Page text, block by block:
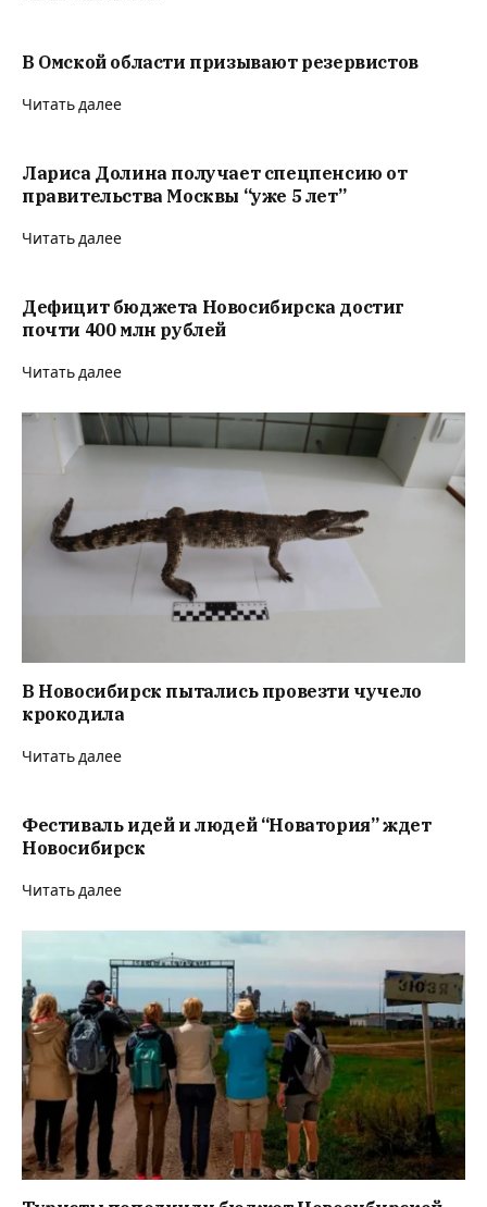
В Омской области призывают резервистов
Читать далее
Лариса Долина получает спецпенсию от
правительства Москвы “уже 5 лет”
Читать далее
Дефицит бюджета Новосибирска достиг
почти 400 млн рублей
Читать далее
В Новосибирск пытались провезти чучело
крокодила
Читать далее
Фестиваль идей и людей “Новатория” ждет
Новосибирск
Читать далее